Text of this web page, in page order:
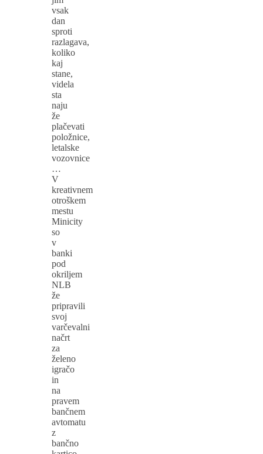
vsak
dan
sproti
razlagava,
koliko
kaj
stane,
videla
sta
naju
že
plačevati
položnice,
letalske
vozovnice
…
V
kreativnem
otroškem
mestu
Minicity
so
v
banki
pod
okriljem
NLB
že
pripravili
svoj
varčevalni
načrt
za
želeno
igračo
in
na
pravem
bančnem
avtomatu
z
bančno